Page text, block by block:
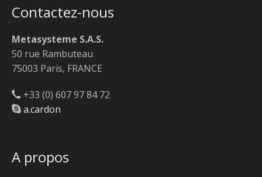
Contactez-nous
Metasysteme S.A.S.
50 rue Rambuteau
75003 Paris, FRANCE
+33 (0) 607 97 84 72
a.cardon
A propos